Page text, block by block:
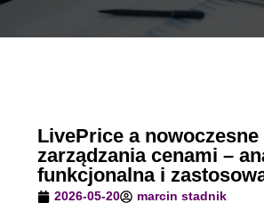
LivePrice a
zarządzania cenami –
funkcjonalna i
2026-05-20
marcin stadnik